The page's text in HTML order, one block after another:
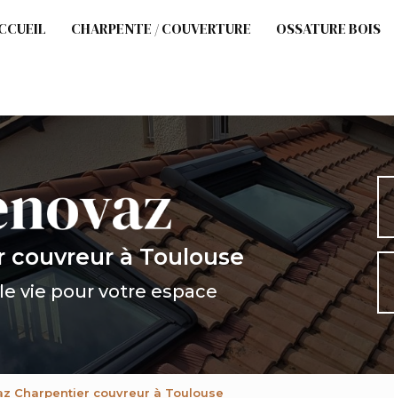
CHARPENTE / COUVERTURE OSSATURE BOIS
couvreurà Toulouse
vie pour votre espace
Charpentier couvreur à Toulouse